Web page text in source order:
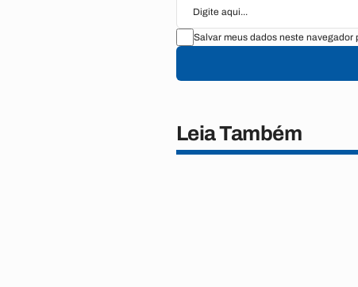
Salvar meus dados neste navegador
Leia Também